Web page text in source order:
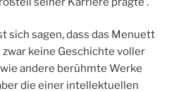
sich sagen, dass das Menuett
zwar keine Geschichte voller
andere berühmte Werke
die einer intellektuellen